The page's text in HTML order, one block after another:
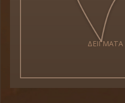
ΔΕΙΓΜΑΤΑ